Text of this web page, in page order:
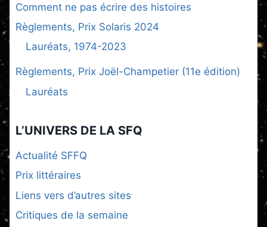
Comment ne pas écrire des histoires
Règlements, Prix Solaris 2024
Lauréats, 1974-2023
Règlements, Prix Joël-Champetier (11e édition)
Lauréats
L’UNIVERS DE LA SFQ
Actualité SFFQ
Prix littéraires
Liens vers d’autres sites
Critiques de la semaine